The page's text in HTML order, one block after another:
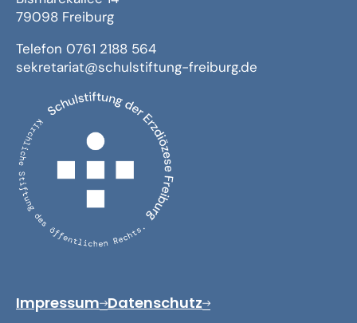
79098 Freiburg
Telefon 0761 2188 564
sekretariat@schulstiftung-freiburg.de
Impressum Datenschutz